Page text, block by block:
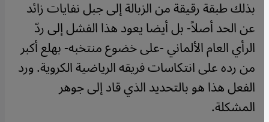
بذلك طبقة رقيقة من الزبالة إلى جبل نفايات زائد
عن الحد أصلاً- بل أيضا يعود هذا الفشل إلى ردّ
الرأي العام الألماني -على خضوع منتخبه- بهلع أكبر
من رده على انتكاسات فريقه الرياضية الكروية. ورد
الفعل هذا هو بالتحديد الذي قاد إلى جوهر
المشكلة.